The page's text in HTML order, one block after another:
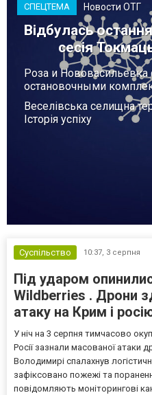
СПЕЦТЕМА Новости ОТГ
Відбулась
сесія
Роза и
остановочными
Веселівська селищна
Історія успіху
Суспільство 10:37, 3 серпня
Під ударом
Wildberries . Дрони
атаку на Крим і
У ніч на 3 серпня тимчасово
Росії зазнали масованої атаки
Володимирі спалахнув
зафіксовано пожежі та
повідомляють моніторингові